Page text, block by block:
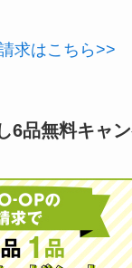
求はこちら>>
6品無料キャ